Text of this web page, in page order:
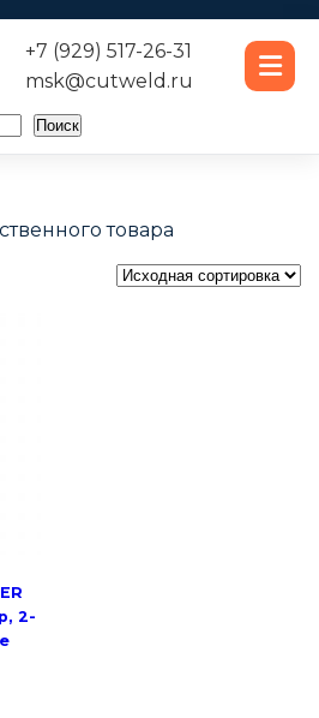
+7 (929) 517-26-31
msk@cutweld.ru
Поиск
товара
2-